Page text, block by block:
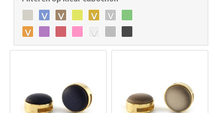
v v v
v
v
v